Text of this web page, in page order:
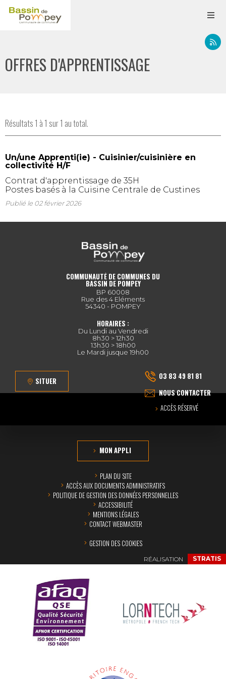
OFFRES D'APPRENTISSAGE
Résultats 1 à 1 sur 1 au total.
Un/une Apprenti(ie) - Cuisinier/cuisinière en
collectivité H/F
Contrat d'apprentissage de 35H
Postes basés à la Cuisine Centrale de Custines
Publié le 02 février 2026
COMMUNAUTÉ DE COMMUNES DU
BASSIN DE POMPEY
BP 60008
Rue des 4 Eléments
54340 - POMPEY
HORAIRES :
Du Lundi au Vendredi
8h30 > 12h30
13h30 > 18h00
Le Mardi jusque 19h00
SITUER
03 83 49 81 81
NOUS CONTACTER
ACCÈS RÉSERVÉ
MON APPLI
PLAN DU SITE
ACCÈS AUX DOCUMENTS ADMINISTRATIFS
POLITIQUE DE GESTION DES DONNÉES PERSONNELLES
ACCESSIBILITÉ
MENTIONS LÉGALES
CONTACT WEBMASTER
GESTION DES COOKIES
RÉALISATION STRATIS